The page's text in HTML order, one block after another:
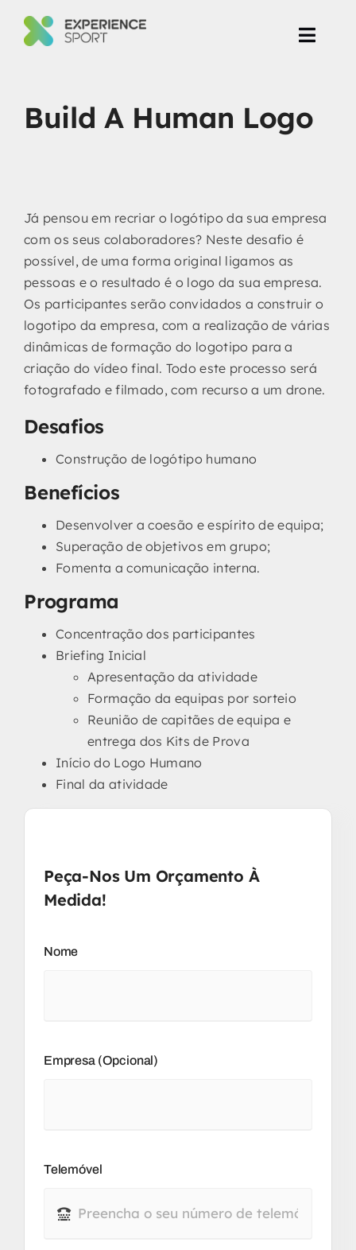
Build A Human Logo
Já pensou em recriar o logótipo da sua empresa
com os seus colaboradores? Neste desafio é
possível, de uma forma original ligamos as
pessoas e o resultado é o logo da sua empresa.
Os participantes serão convidados a construir o
logotipo da empresa, com a realização de várias
dinâmicas de formação do logotipo para a
criação do vídeo final. Todo este processo será
fotografado e filmado, com recurso a um drone.
Desafios
Construção de logótipo humano
Benefícios
Desenvolver a coesão e espírito de equipa;
Superação de objetivos em grupo;
Fomenta a comunicação interna.
Programa
Concentração dos participantes
Briefing Inicial
Apresentação da atividade
Formação da equipas por sorteio
Reunião de capitães de equipa e
entrega dos Kits de Prova
Início do Logo Humano
Final da atividade
Peça-Nos Um Orçamento À
Medida!
Nome
Empresa (opcional)
Telemóvel